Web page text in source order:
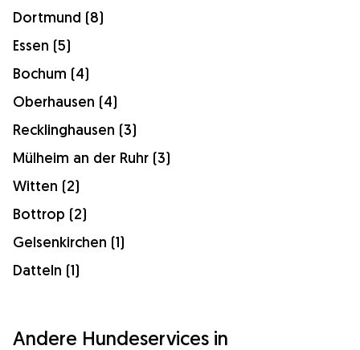
Dortmund (8)
Essen (5)
Bochum (4)
Oberhausen (4)
Recklinghausen (3)
Mülheim an der Ruhr (3)
Witten (2)
Bottrop (2)
Gelsenkirchen (1)
Datteln (1)
Andere Hundeservices in